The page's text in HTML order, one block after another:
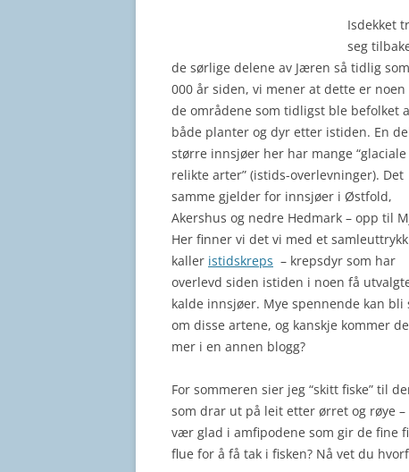
Isdekket
seg
de sørlige delene av Jæren så tidlig
000 år siden, vi mener at dette er noen
de områdene som tidligst ble befolket
både planter og dyr etter istiden. En
større innsjøer her har mange “glaciale
relikte arter” (istids-overlevninger). Det
samme gjelder for innsjøer i Østfold,
Akershus og nedre Hedmark – opp til
Her finner vi det vi med et samleuttrykk
kaller istidskreps – krepsdyr som har
overlevd siden istiden i noen få
kalde innsjøer. Mye spennende kan bli
om disse artene, og kanskje kommer
mer i en annen blogg?
For sommeren sier jeg “skitt fiske” til
som drar ut på leit etter ørret og røye –
vær glad i amfipodene som gir de fine
flue for å få tak i fisken? Nå vet du